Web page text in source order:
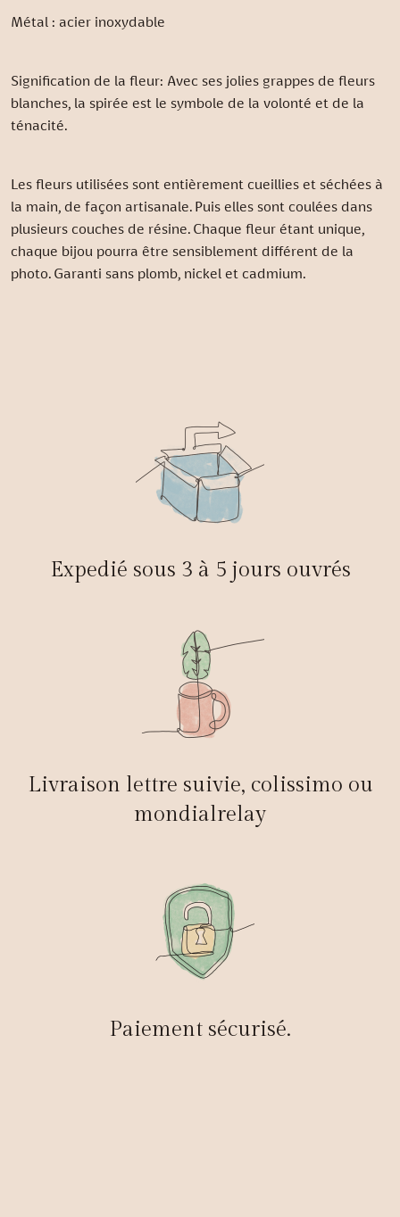
Métal : acier inoxydable
Signification de la fleur: Avec ses jolies grappes de fleurs
blanches, la spirée est le symbole de la volonté et de la
ténacité.
Les fleurs utilisées sont entièrement cueillies et séchées à
la main, de façon artisanale. Puis elles sont coulées dans
plusieurs couches de résine. Chaque fleur étant unique,
chaque bijou pourra être sensiblement différent de la
photo. Garanti sans plomb, nickel et cadmium.
Expedié sous 3 à 5 jours ouvrés
Livraison lettre suivie, colissimo ou
mondialrelay
Paiement sécurisé.